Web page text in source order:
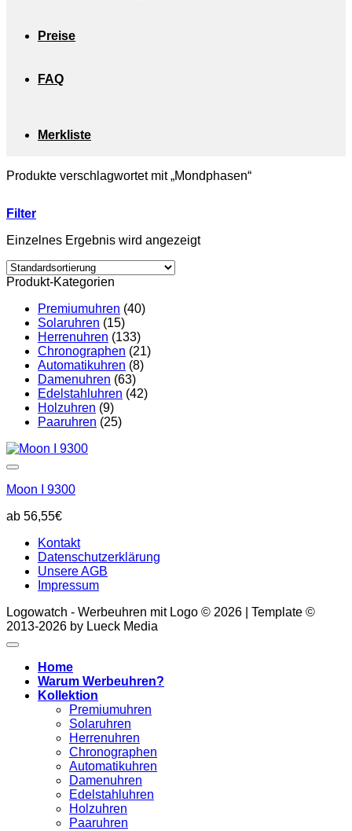
Preise
FAQ
Merkliste
Produkte verschlagwortet mit „Mondphasen“
Filter
Einzelnes Ergebnis wird angezeigt
Produkt-Kategorien
Premiumuhren (40)
Solaruhren (15)
Herrenuhren (133)
Chronographen (21)
Automatikuhren (8)
Damenuhren (63)
Edelstahluhren (42)
Holzuhren (9)
Paaruhren (25)
Moon I 9300
56,55€
Kontakt
Datenschutzerklärung
Unsere AGB
Impressum
Logowatch - Werbeuhren mit Logo © 2026 | Template ©
2013-2026 by Lueck Media
Home
Warum Werbeuhren?
Kollektion
Premiumuhren
Solaruhren
Herrenuhren
Chronographen
Automatikuhren
Damenuhren
Edelstahluhren
Holzuhren
Paaruhren